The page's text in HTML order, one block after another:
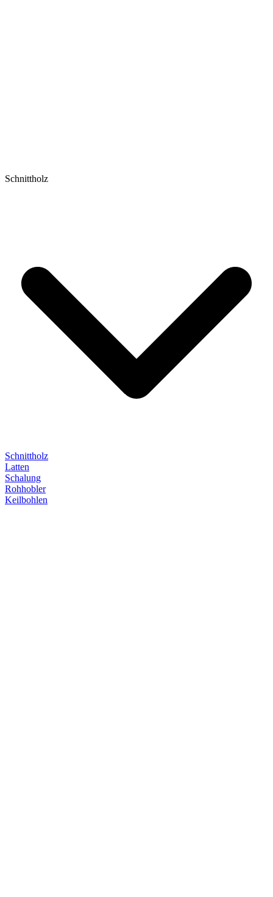
Schnittholz
Schnittholz
Latten
Schalung
Rohhobler
Keilbohlen